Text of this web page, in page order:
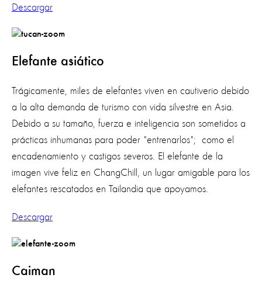
Descargar
Elefante asiático
Trágicamente, miles de elefantes viven en cautiverio debido
a la alta demanda de turismo con vida silvestre en Asia.
Debido a su tamaño, fuerza e inteligencia son sometidos a
prácticas inhumanas para poder "entrenarlos"; como el
encadenamiento y castigos severos. El elefante de la
imagen vive feliz en ChangChill, un lugar amigable para los
elefantes rescatados en Tailandia que apoyamos.
Descargar
Caiman